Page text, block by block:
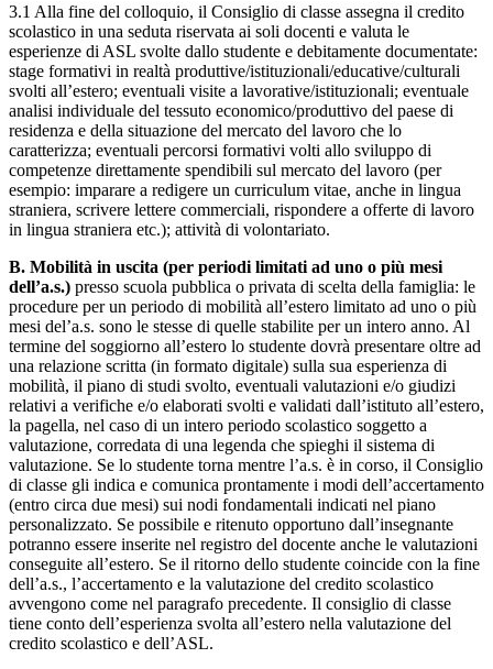
3.1 Alla fine del colloquio, il Consiglio di classe assegna il credito
scolastico in una seduta riservata ai soli docenti e valuta le
esperienze di ASL svolte dallo studente e debitamente documentate:
stage formativi in realtà produttive/istituzionali/educative/culturali
svolti all’estero; eventuali visite a lavorative/istituzionali; eventuale
analisi individuale del tessuto economico/produttivo del paese di
residenza e della situazione del mercato del lavoro che lo
caratterizza; eventuali percorsi formativi volti allo sviluppo di
competenze direttamente spendibili sul mercato del lavoro (per
esempio: imparare a redigere un curriculum vitae, anche in lingua
straniera, scrivere lettere commerciali, rispondere a offerte di lavoro
in lingua straniera etc.); attività di volontariato.
B. Mobilità in uscita (per periodi limitati ad uno o più mesi
dell’a.s.) presso scuola pubblica o privata di scelta della famiglia: le
procedure per un periodo di mobilità all’estero limitato ad uno o più
mesi del’a.s. sono le stesse di quelle stabilite per un intero anno. Al
termine del soggiorno all’estero lo studente dovrà presentare oltre ad
una relazione scritta (in formato digitale) sulla sua esperienza di
mobilità, il piano di studi svolto, eventuali valutazioni e/o giudizi
relativi a verifiche e/o elaborati svolti e validati dall’istituto all’estero,
la pagella, nel caso di un intero periodo scolastico soggetto a
valutazione, corredata di una legenda che spieghi il sistema di
valutazione. Se lo studente torna mentre l’a.s. è in corso, il Consiglio
di classe gli indica e comunica prontamente i modi dell’accertamento
(entro circa due mesi) sui nodi fondamentali indicati nel piano
personalizzato. Se possibile e ritenuto opportuno dall’insegnante
potranno essere inserite nel registro del docente anche le valutazioni
conseguite all’estero. Se il ritorno dello studente coincide con la fine
dell’a.s., l’accertamento e la valutazione del credito scolastico
avvengono come nel paragrafo precedente. Il consiglio di classe
tiene conto dell’esperienza svolta all’estero nella valutazione del
credito scolastico e dell’ASL.